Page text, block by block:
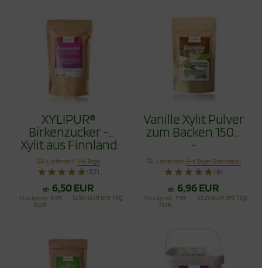
XYLIPUR®
Birkenzucker -
Xylit aus Finnland
500g
Lieferzeit:1-4 Tage
(57)
ab 6,50 EUR
Stückpreis 6,95
EUR
13,90 EUR pro 1 kg
Vanille Xylit Pulver
zum Backen 150g
-
Vanillezuckerersatz
Lieferzeit:3-4 Tage (Standard)
(9)
ab 6,96 EUR
Stückpreis 7,99
EUR
53,29 EUR pro 1 kg